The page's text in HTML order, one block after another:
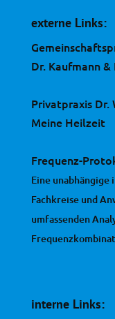
externe Links:
Dr. Kaufmann &
Privatpraxis Dr.
Meine Heilzeit
Frequenz-
Eine
Fachkreise und
umfassenden
interne Links: